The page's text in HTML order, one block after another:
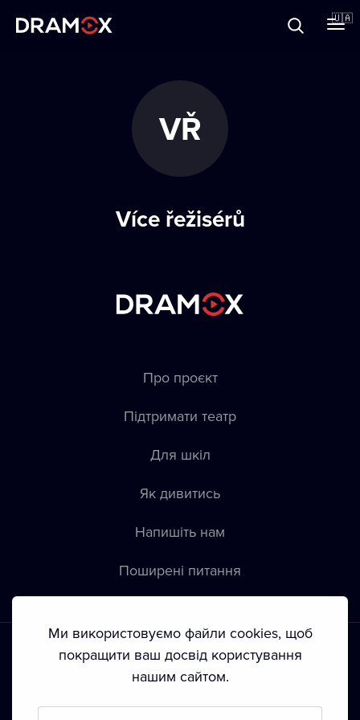
🇺🇦
Зареєструватися
VŘ
Více řežisérů
Про проєкт
Підтримати театр
Для шкіл
Як дивитись
Напишіть нам
Пoширені питання
Положення й умови • Конфіденційність • Автoрські права
Ми використовуємо файли cookies, щоб
покращити ваш досвід користування
нашим сайтом.